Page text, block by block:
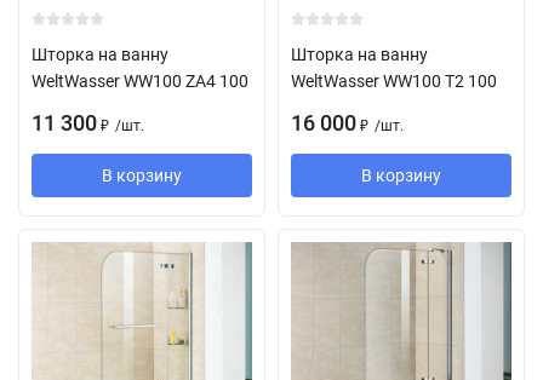
Шторка на ванну
WeltWasser WW100 ZA4 100
11 300 ₽ /шт.
В корзину
Шторка на ванну
WeltWasser WW100 T2 100
16 000 ₽ /шт.
В корзину